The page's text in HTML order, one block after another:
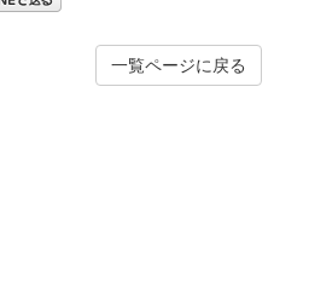
一覧ページに戻る